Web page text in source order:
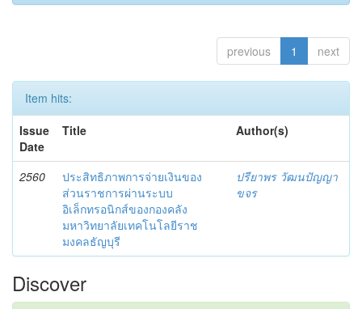
previous 1 next
Item hits:
Issue
Date
Title Author(s)
2560
ประสิทธิภาพการจ่ายเงินของ
ส่วนราชการผ่านระบบ
อิเล็กทรอนิกส์ของกองคลัง
มหาวิทยาลัยเทคโนโลยีราช
มงคลธัญบุรี
ปรียาพร วัฒนปัญญา
ขจร
Discover